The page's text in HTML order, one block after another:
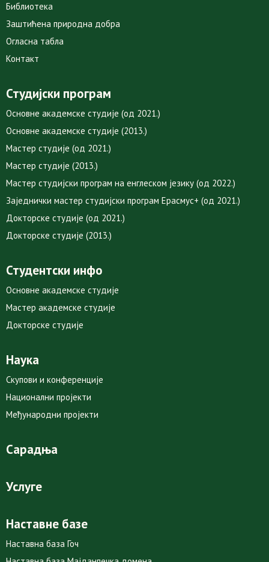
Библиотека
Заштићена природна добра
Огласна табла
Контакт
Студијски програм
Основне академске студије (од 2021.)
Основне академске студије (2013.)
Мастер студије (од 2021.)
Мастер студије (2013.)
Мастер студијски програм на енглеском језику (од 2022.)
Заједнички мастер студијски програм Ерасмус+ (од 2021.)
Докторске студије (од 2021.)
Докторске студије (2013.)
Студентски инфо
Основне академске студије
Мастер академске студије
Докторске студије
Наука
Скупови и конференције
Национални пројекти
Међународни пројекти
Сарадња
Услуге
Наставне базе
Наставна база Гоч